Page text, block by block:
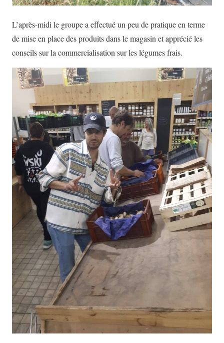
L’après-midi le groupe a effectué un peu de pratique en terme
de mise en place des produits dans le magasin et apprécié les
conseils sur la commercialisation sur les légumes frais.